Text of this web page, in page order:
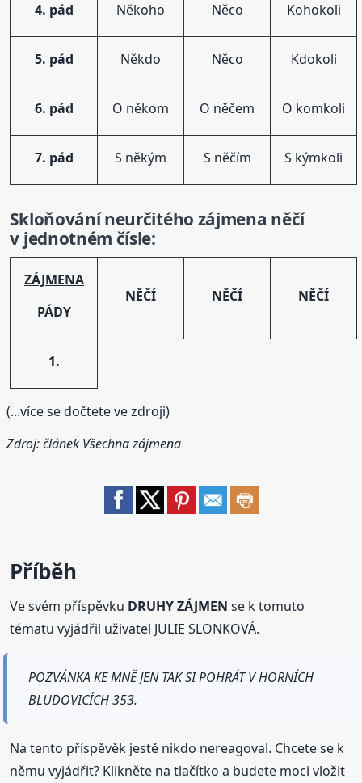
4. pád Někoho Něco Kohokoli
5. pád Někdo Něco Kdokoli
6. pád O někom O něčem O komkoli
7. pád S někým S něčím S kýmkoli
Skloňováníneurčitého zájmena něčí
v jednotném čísle:
ZÁJMENA
PÁDY
NĚČÍ NĚČÍ NĚČÍ
1.
(...více se dočtete ve zdroji)
Zdroj: článek Všechna zájmena
Příběh
Ve svém příspěvku DRUHY ZÁJMEN se k tomuto
tématu vyjádřil uživatel JULIE SLONKOVÁ.
POZVÁNKA KE MNĚ JEN TAK SI POHRÁT V HORNÍCH
BLUDOVICÍCH 353.
Na tento příspěvěk jestě nikdo nereagoval. Chcete se k
němu vyjádřit? Klikněte na tlačítko a budete moci vložit